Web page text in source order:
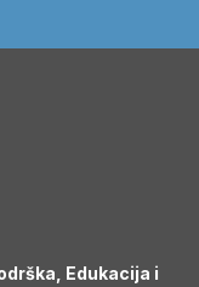
Edukacija i